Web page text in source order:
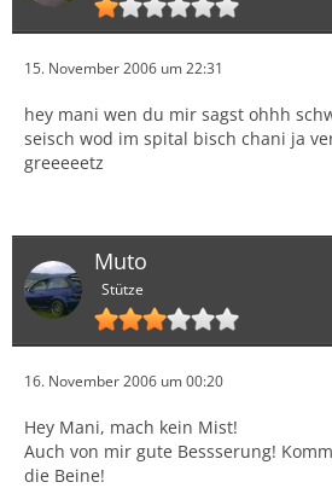
15. November 2006 um 22:31
hey mani wen du mir sagst ohhh
seisch wod im spital bisch chani ja
greeeeetz
Muto
Stütze
16. November 2006 um 00:20
Hey Mani, mach kein Mist!
Auch von mir gute Bessserung!
die Beine!